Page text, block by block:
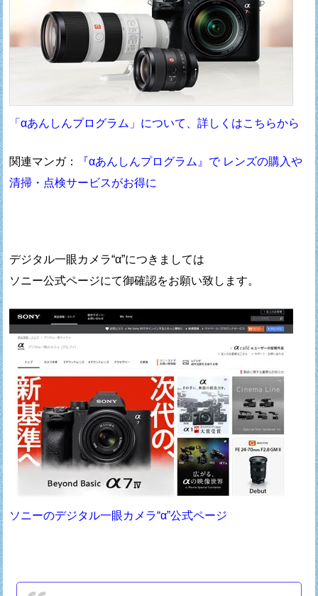
「αあんしんプログラム」について、詳しくはこちらから
関連マンガ：
『αあんしんプログラム』で レンズの購入や
清掃・点検サービスがお得に
デジタル一眼カメラ“α”につきましては
ソニー公式ページにて御確認をお願い致します。
ソニーのデジタル一眼カメラ“α”公式ページ